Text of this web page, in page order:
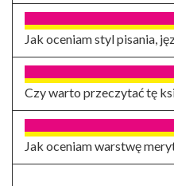
Jak oceniam styl pisania,
Czy warto przeczytać tę
Jak oceniam warstwę